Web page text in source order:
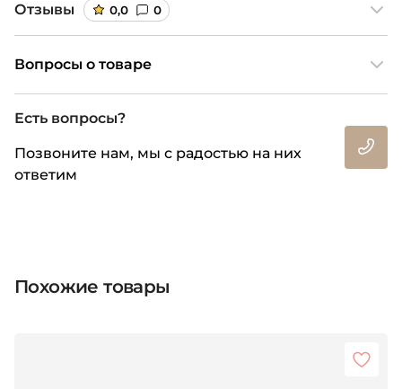
Отзывы 0,0 0
Вопросы о товаре
Есть вопросы?
Позвоните нам, мы с радостью на них
ответим
Похожие товары